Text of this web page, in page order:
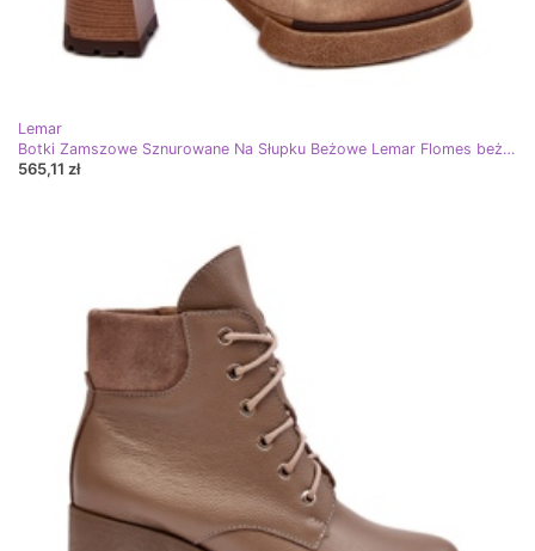
Lemar
Botki Zamszowe Sznurowane Na Słupku Beżowe Lemar Flomes beżowy
565,11 zł